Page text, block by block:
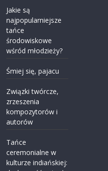
Jakie są
najpopularniejsze
tańce
środowiskowe
wśród młodzieży?
Śmiej się, pajacu
Związki twórcze,
zrzeszenia
kompozytorów i
autorów
Tańce
ceremonialne w
kulturze indiańskiej: